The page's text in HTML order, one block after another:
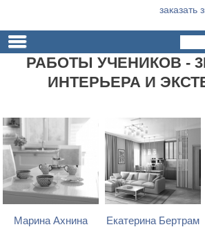
заказать
РАБОТЫ УЧЕНИКОВ -
ИНТЕРЬЕРА И
Марина Ахнина
Екатерина Бертрам